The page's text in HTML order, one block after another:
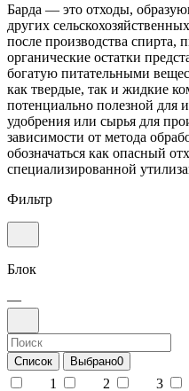
Барда — это отходы,
других
после производства
органические остатки
богатую питательными
как твердые, так и жидкие
потенциально полезной для
удобрения или сырья для
зависимости от метода
обозначаться как опасный
специализированной
Фильтр
Блок
—
Список Выбрано0
1 2 3